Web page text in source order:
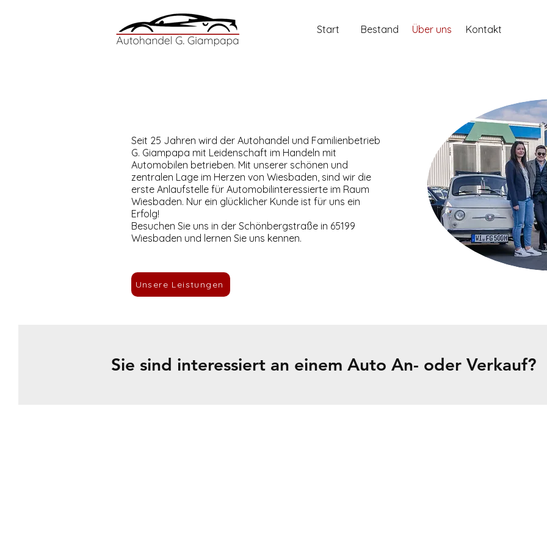
Start Bestand Über uns Kontakt
Seit 25 Jahren wird der Autohandel und Familienbetrieb
G. Giampapa mit Leidenschaft im Handeln mit
Automobilen betrieben. Mit unserer schönen und
zentralen Lage im Herzen von Wiesbaden, sind wir die
erste Anlaufstelle für Automobilinteressierte im Raum
Wiesbaden. Nur ein glücklicher Kunde ist für uns ein
Erfolg!
Besuchen Sie uns in der Schönbergstraße in 65199
Wiesbaden und lernen Sie uns kennen.
Unsere Leistungen
Sie sind interessiert an einem Auto An- oder Verkauf?